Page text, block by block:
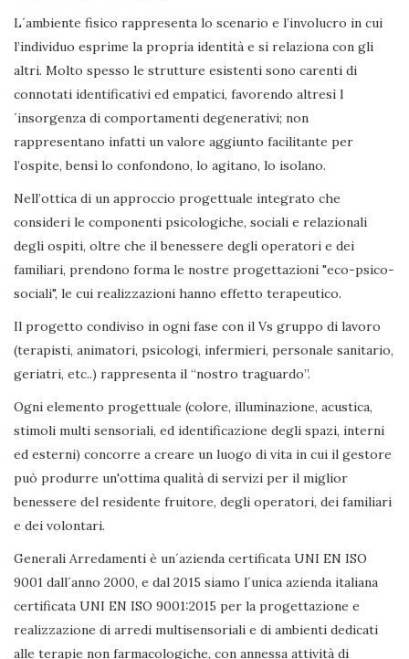
L´ambiente fisico rappresenta lo scenario e l’involucro in cui
l’individuo esprime la propria identità e si relaziona con gli
altri. Molto spesso le strutture esistenti sono carenti di
connotati identificativi ed empatici, favorendo altresì l
´insorgenza di comportamenti degenerativi; non
rappresentano infatti un valore aggiunto facilitante per
l’ospite, bensì lo confondono, lo agitano, lo isolano.
Nell’ottica di un approccio progettuale integrato che
consideri le componenti psicologiche, sociali e relazionali
degli ospiti, oltre che il benessere degli operatori e dei
familiari, prendono forma le nostre progettazioni "eco-psico-
sociali", le cui realizzazioni hanno effetto terapeutico.
Il progetto condiviso in ogni fase con il Vs gruppo di lavoro
(terapisti, animatori, psicologi, infermieri, personale sanitario,
geriatri, etc..) rappresenta il “nostro traguardo”.
Ogni elemento progettuale (colore, illuminazione, acustica,
stimoli multi sensoriali, ed identificazione degli spazi, interni
ed esterni) concorre a creare un luogo di vita in cui il gestore
può produrre un'ottima qualità di servizi per il miglior
benessere del residente fruitore, degli operatori, dei familiari
e dei volontari.
Generali Arredamenti è un´azienda certificata UNI EN ISO
9001 dall´anno 2000, e dal 2015 siamo l´unica azienda italiana
certificata UNI EN ISO 9001:2015 per la progettazione e
realizzazione di arredi multisensoriali e di ambienti dedicati
alle terapie non farmacologiche, con annessa attività di